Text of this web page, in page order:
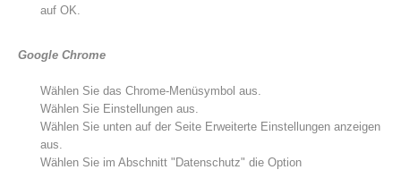
auf OK.
Google Chrome
Wählen Sie das Chrome-Menüsymbol aus.
Wählen Sie Einstellungen aus.
Wählen Sie unten auf der Seite Erweiterte Einstellungen anzeigen
aus.
Wählen Sie im Abschnitt "Datenschutz" die Option